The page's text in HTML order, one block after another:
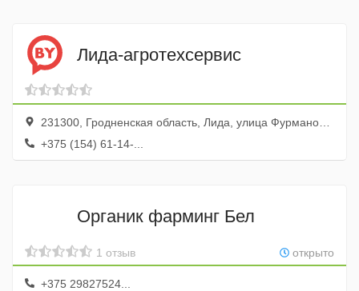
Лида-агротехсервис
231300, Гродненская область, Лида, улица Фурманова, 17
+375 (154) 61-14-...
Органик фарминг Бел
открыто
1 отзыв
+375 29827524...